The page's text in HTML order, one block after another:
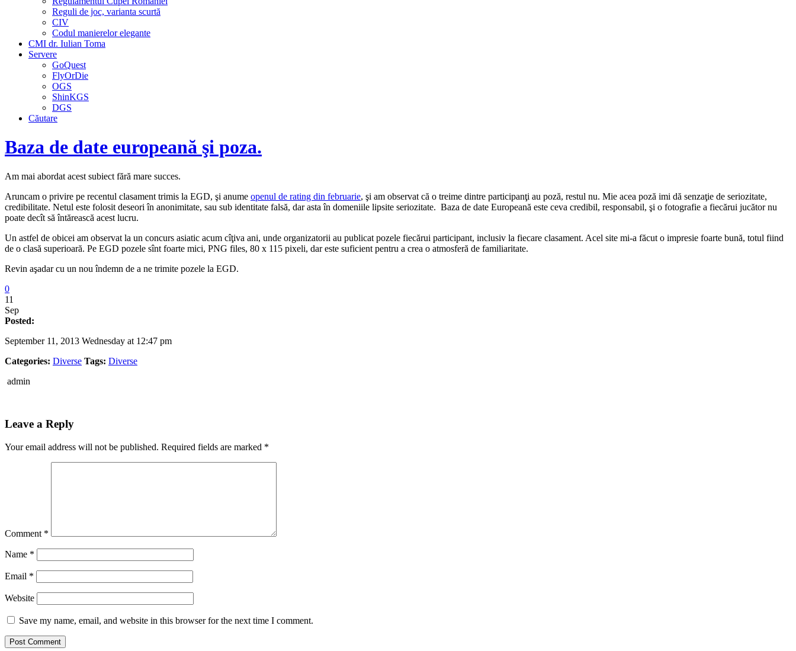
Reguli de joc, varianta scurtă
CIV
Codul manierelor elegante
CMI dr. Iulian Toma
Servere
GoQuest
FlyOrDie
OGS
ShinKGS
DGS
Căutare
Baza de date europeană şi poza.
Am mai abordat acest subiect fără mare succes.
Aruncam o privire pe recentul clasament trimis la EGD, şi anume openul de rating din februarie, şi am observat că o treime dintre participanţi au poză, restul nu. Mie acea poză imi dă senzaţie de seriozitate,
credibilitate. Netul este folosit deseori în anonimitate, sau sub identitate falsă, dar asta în domeniile lipsite seriozitate. Baza de date Europeană este ceva credibil, responsabil, şi o fotografie a fiecărui jucător nu
poate decît să întărească acest lucru.
Un astfel de obicei am observat la un concurs asiatic acum cîţiva ani, unde organizatorii au publicat pozele fiecărui participant, inclusiv la fiecare clasament. Acel site mi-a făcut o impresie foarte bună, totul fiind
de o clasă superioară. Pe EGD pozele sînt foarte mici, PNG files, 80 x 115 pixeli, dar este suficient pentru a crea o atmosferă de familiaritate.
Revin aşadar cu un nou îndemn de a ne trimite pozele la EGD.
0
11
Sep
Posted:
September 11, 2013 Wednesday at 12:47 pm
Categories: Diverse Tags: Diverse
admin
Leave a Reply
Your email address will not be published. Required fields are marked *
Comment *
Name *
Email *
Website
Save my name, email, and website in this browser for the next time I comment.